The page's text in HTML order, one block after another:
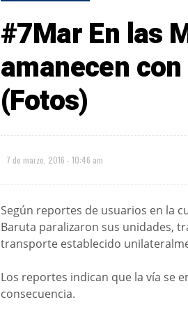
#7Mar En las
amanecen
(Fotos)
7 de marzo, 2016 - 10:46 am
Según reportes de usuarios en la
Baruta paralizaron sus unidades,
transporte establecido
Los reportes indican que la vía se
consecuencia.